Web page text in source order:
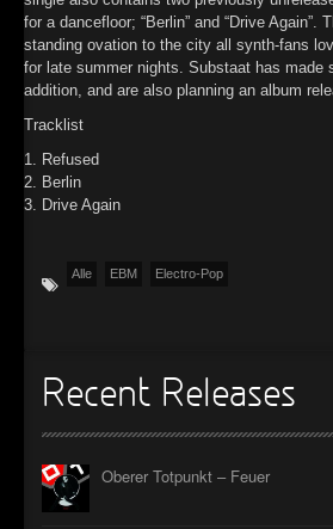
►
►
for a dancefloor; “Berlin” and “Drive Again”.
standing ovation to the city all synth-fans
for late summer nights. Substaat has made
addition, and are also planning an album
Tracklist
1. Refused
2. Berlin
3. Drive Again
Alle EBM Electro-Pop
Recent Releases
Oberer Totpunkt – Feuer